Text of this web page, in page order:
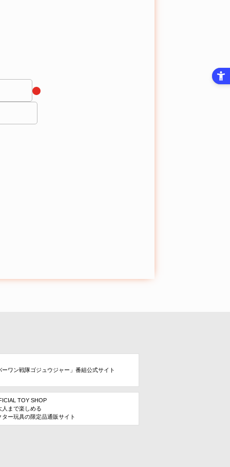
ーワン戦隊ゴジュウジャー」番組公式サイト
TOY SHOP
人まで楽しめる
ター玩具の限定品通販サイト